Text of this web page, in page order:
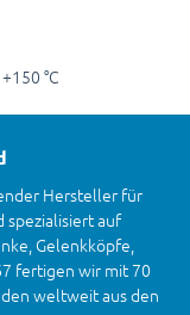
°C
Hersteller für
spezialisiert auf
Gelenkköpfe,
fertigen wir mit 70
weltweit aus den